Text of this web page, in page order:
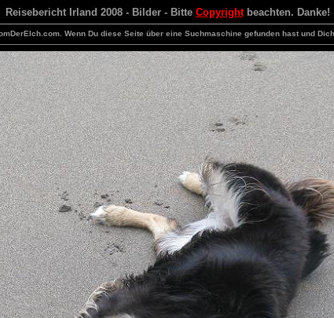
Reisebericht Irland 2008 - Bilder - Bitte Copyrightbeachten. Danke!
Wenn Du diese Seite über eine Suchmaschine gefunden hast und